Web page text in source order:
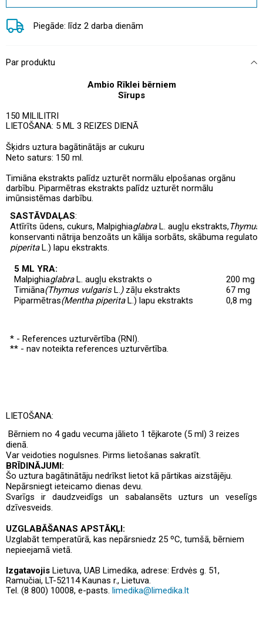
Piegāde: līdz 2 darba dienām
Par produktu
Ambio Rīklei bērniem
Sīrups
150 MILILITRI
LIETOŠANA: 5 ML 3 REIZES DIENĀ
Šķidrs uztura bagātinātājs ar cukuru
Neto saturs: 150 ml.
Timiāna ekstrakts palīdz uzturēt normālu elpošanas orgānu
darbību. Piparmētras ekstrakts palīdz uzturēt normālu
imūnsistēmas darbību.
SASTĀVDAĻAS:
Attīrīts ūdens, cukurs, MalpighiaglabraL. augļu ekstrakts,
konservanti nātrija benzoāts un kālija sorbāts, skābuma
piperitaL.) lapu ekstrakts.
5 ML YRA:
MalpighiaglabraL. augļu ekstraktso
200 mg
Timiāna(Thymus vulgarisL.)zāļu ekstrakts
67 mg
Piparmētras(Mentha piperitaL.) lapu ekstrakts 0,8 mg
* - References uzturvērtība (RNI).
** - nav noteikta references uzturvērtība.
LIETOŠANA:
Bērniem no 4 gadu vecuma jālieto 1 tējkarote (5 ml) 3 reizes
dienā.
Var veidoties nogulsnes. Pirms lietošanas sakratīt.
BRĪDINĀJUMI:
Šo uztura bagātinātāju nedrīkst lietot kā pārtikas aizstājēju.
Nepārsniegt ieteicamo dienas devu.
Svarīgs ir daudzveidīgs un sabalansēts uzturs un veselīgs
dzīvesveids.
UZGLABĀŠANAS APSTĀKĻI:
Uzglabāt temperatūrā, kas nepārsniedz 25 ºC, tumšā, bērniem
nepieejamā vietā.
Izgatavojis Lietuva, UAB Limedika, adrese: Erdvės g. 51,
Ramučiai, LT-52114 Kaunas r., Lietuva.
Tel. (8 800) 10008, e-pasts. limedika@limedika.lt